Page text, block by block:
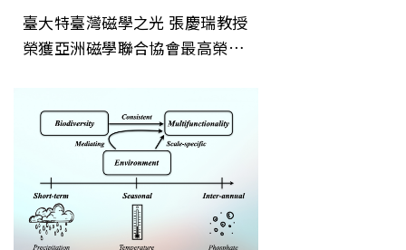
臺大特臺灣磁學之光 張慶瑞教授
榮獲亞洲磁學聯合協會最高榮譽
生態系統穩定性的關鍵機制